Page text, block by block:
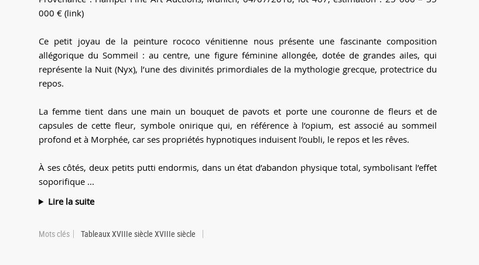
000 € (link)
Ce petit joyau de la peinture rococo vénitienne nous présente une fascinante composition
allégorique du Sommeil : au centre, une figure féminine allongée, dotée de grandes ailes, qui
représente la Nuit (Nyx), l’une des divinités primordiales de la mythologie grecque, protectrice du
repos.
La femme tient dans une main un bouquet de pavots et porte une couronne de fleurs et de
capsules de cette fleur, symbole onirique qui, en référence à l’opium, est associé au sommeil
profond et à Morphée, car ses propriétés hypnotiques induisent l’oubli, le repos et les rêves.
À ses côtés, deux petits putti endormis, dans un état d’abandon physique total, symbolisant l’effet
soporifique ...
Lire la suite
Mots clés Tableaux XVIIIe siècle XVIIIe siècle